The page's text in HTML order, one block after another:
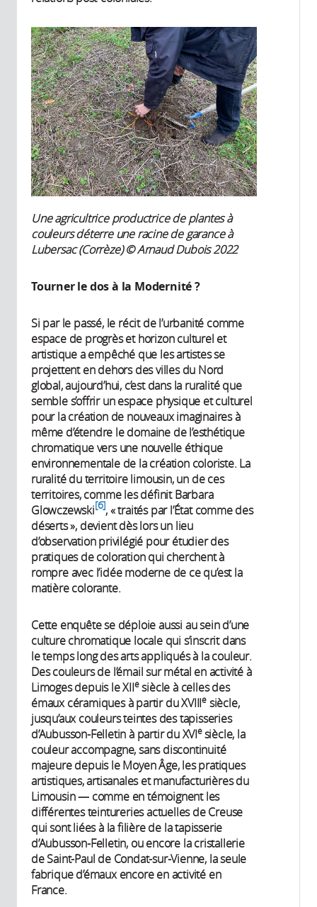
Une agricultrice productrice de plantes à
couleurs déterre une racine de garance à
Lubersac (Corrèze) © Arnaud Dubois 2022
Tourner le dos à la Modernité ?
Si par le passé, le récit de l’urbanité comme
espace de progrès et horizon culturel et
artistique a empêché que les artistes se
projettent en dehors des villes du Nord
global, aujourd’hui, c’est dans la ruralité que
semble s’offrir un espace physique et culturel
pour la création de nouveaux imaginaires à
même d’étendre le domaine de l’esthétique
chromatique vers une nouvelle éthique
environnementale de la création coloriste. La
ruralité du territoire limousin, un de ces
territoires, comme les définit Barbara
Glowczewski 6 , « traités par l’État comme des
déserts », devient dès lors un lieu
d’observation privilégié pour étudier des
pratiques de coloration qui cherchent à
rompre avec l’idée moderne de ce qu’est la
matière colorante.
Cette enquête se déploie aussi au sein d’une
culture chromatique locale qui s’inscrit dans
le temps long des arts appliqués à la couleur.
Des couleurs de l’émail sur métal en activité à
Limoges depuis le XIIesiècle à celles des
émaux céramiques à partir du XVIIIe siècle,
jusqu’aux couleurs teintes des tapisseries
d’Aubusson-Felletin à partir du XVIesiècle, la
couleur accompagne, sans discontinuité
majeure depuis le Moyen Âge, les pratiques
artistiques, artisanales et manufacturières du
Limousin — comme en témoignent les
différentes teintureries actuelles de Creuse
qui sont liées à la filière de la tapisserie
d’Aubusson-Felletin, ou encore la cristallerie
de Saint-Paul de Condat-sur-Vienne, la seule
fabrique d’émaux encore en activité en
France.